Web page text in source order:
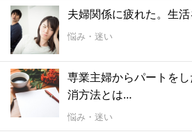
夫婦関係に疲れた。生
悩み・迷い
専業主婦からパートを
消方法とは…
悩み・迷い